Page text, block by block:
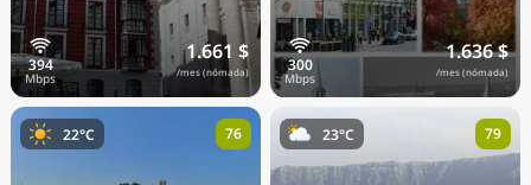
1.661 $
/mes (nómada)
1.636 $
/mes (nómada)
22°C 76 23°C 79